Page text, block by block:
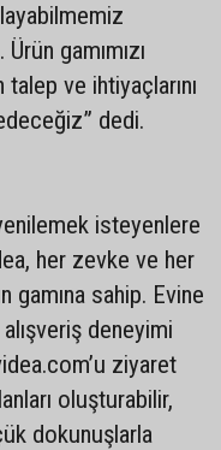
gamımızı
ve ihtiyaçlarını
dedi.
isteyenlere
her zevke ve her
sahip. Evine
deneyimi
ziyaret
oluşturabilir,
dokunuşlarla